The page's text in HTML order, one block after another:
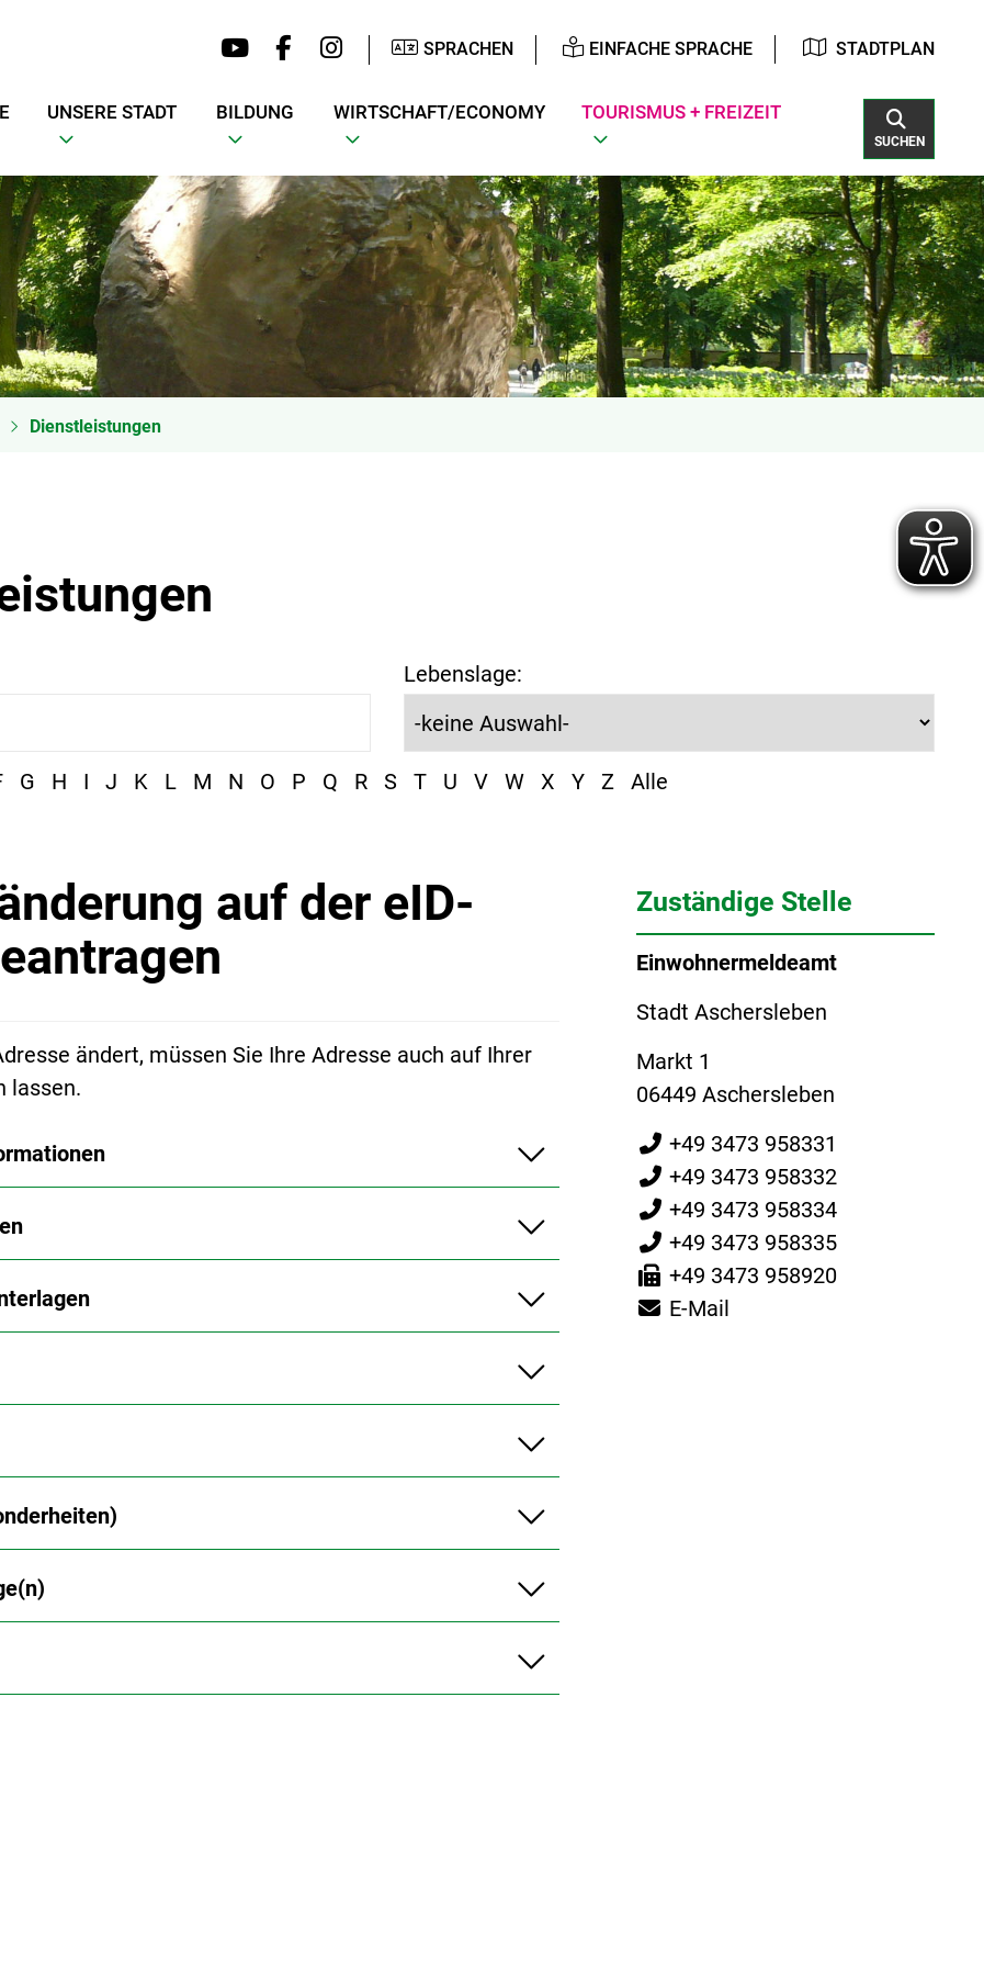
SPRACHEN EINFACHE SPRACHE STADTPLAN
UNSERE STADT BILDUNG WIRTSCHAFT/ECONOMY TOURISMUS + FREIZEIT
SUCHEN
Dienstleistungen
Lebenslage:
G H I J K L M N O P Q R S T U V W X Y Z Alle
auf der eID-
ändert, müssen Sie Ihre Adresse auch auf Ihrer
lassen.
Zuständige Stelle
Einwohnermeldeamt
Stadt Aschersleben
Markt 1
06449 Aschersleben
+49 3473 958331
+49 3473 958332
+49 3473 958334
+49 3473 958335
+49 3473 958920
E-Mail